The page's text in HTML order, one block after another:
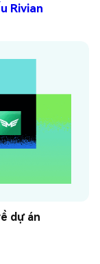
Rivian
dự án